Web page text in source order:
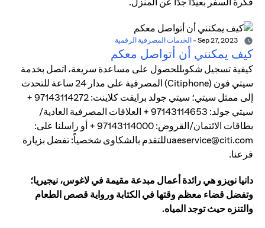
- الخدمات المصرفية الرقمية
كيف يمكنني أن أتواصل معكم
كيفية تسجيل شكوىللحصول على مساعدة سريعة، اتصل بخدمة
سيتي فون (Citiphone) المصرفية على مدار 24 ساعة للتحدث
إلى ممثل سيتي؛ سيتي جولد برايفت كلاينت: 97143114272 +
سيتي جولد: 97143114653 + العلاقات المصرفية العادية/
بطاقات الائتمان/القروض: 97143114000 + أو راسلنا على:
uaeservice@citi.comللتقدم بالشكاوى شخصياً: تفضل بزيارة
فرعنا.
دانيا نويزو هي رائدة أعمال مبدعة مقيمة في لاغوس، نيجيريا؛
وتفضل قضاء معظم وقتها في الكتابة ورواية قصص الطعام
والتنزه حيث توجد المياه.